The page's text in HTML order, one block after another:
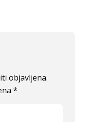
objavljena.
*